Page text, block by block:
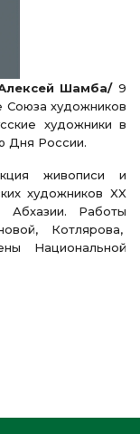
Шамба/9
Союза художников
художники в
Дня России.
живописи и
художников XX
Работы
Котлярова,
Национальной